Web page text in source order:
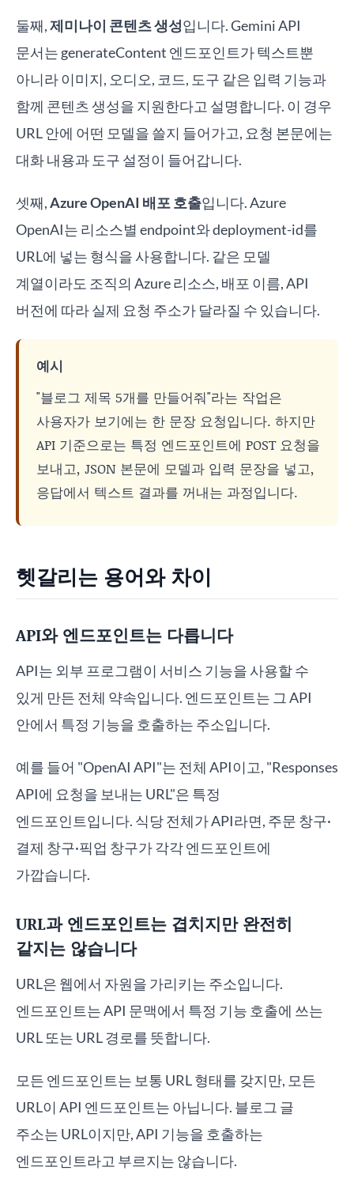
둘째,제미나이 콘텐츠 생성입니다. Gemini API
문서는 generateContent 엔드포인트가 텍스트뿐
아니라 이미지, 오디오, 코드, 도구 같은 입력 기능과
함께 콘텐츠 생성을 지원한다고 설명합니다. 이 경우
URL 안에 어떤 모델을 쓸지 들어가고, 요청 본문에는
대화 내용과 도구 설정이 들어갑니다.
셋째,Azure OpenAI 배포 호출입니다. Azure
OpenAI는 리소스별 endpoint와 deployment-id를
URL에 넣는 형식을 사용합니다. 같은 모델
계열이라도 조직의 Azure 리소스, 배포 이름, API
버전에 따라 실제 요청 주소가 달라질 수 있습니다.
예시
"블로그 제목 5개를 만들어줘"라는 작업은
사용자가 보기에는 한 문장 요청입니다. 하지만
API 기준으로는 특정 엔드포인트에 POST 요청을
보내고, JSON 본문에 모델과 입력 문장을 넣고,
응답에서 텍스트 결과를 꺼내는 과정입니다.
헷갈리는 용어와 차이
API와 엔드포인트는 다릅니다
API는 외부 프로그램이 서비스 기능을 사용할 수
있게 만든 전체 약속입니다. 엔드포인트는 그 API
안에서 특정 기능을 호출하는 주소입니다.
예를 들어 "OpenAI API"는 전체 API이고, "Responses
API에 요청을 보내는 URL"은 특정
엔드포인트입니다. 식당 전체가 API라면, 주문 창구·
결제 창구·픽업 창구가 각각 엔드포인트에
가깝습니다.
URL과 엔드포인트는 겹치지만 완전히
같지는 않습니다
URL은 웹에서 자원을 가리키는 주소입니다.
엔드포인트는 API 문맥에서 특정 기능 호출에 쓰는
URL 또는 URL 경로를 뜻합니다.
모든 엔드포인트는 보통 URL 형태를 갖지만, 모든
URL이 API 엔드포인트는 아닙니다. 블로그 글
주소는 URL이지만, API 기능을 호출하는
엔드포인트라고 부르지는 않습니다.